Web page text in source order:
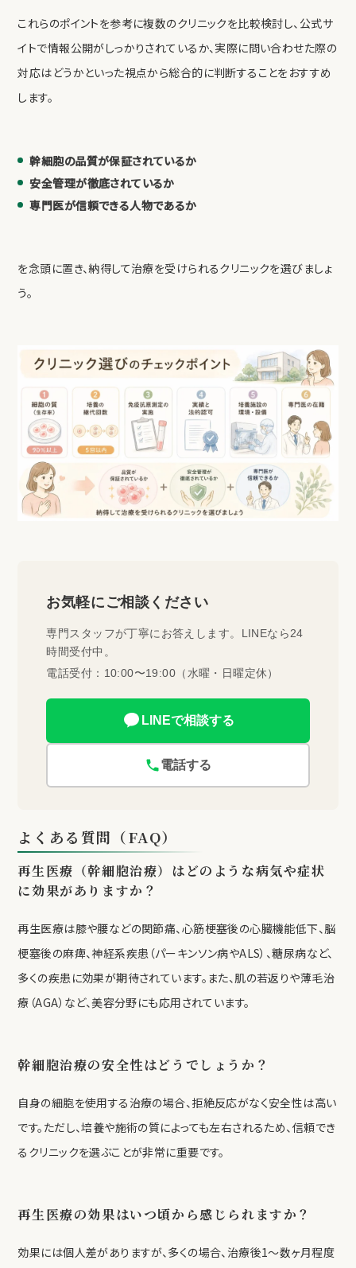
これらのポイントを参考に複数のクリニックを比較検討し、公式サ
イトで情報公開がしっかりされているか、実際に問い合わせた際の
対応はどうかといった視点から総合的に判断することをおすすめ
します。
幹細胞の品質が保証されているか
安全管理が徹底されているか
専門医が信頼できる人物であるか
を念頭に置き、納得して治療を受けられるクリニックを選びましょ
う。
お気軽にご相談ください
専門スタッフが丁寧にお答えします。LINEなら24
時間受付中。
電話受付：10:00〜19:00（水曜・日曜定休）
LINEで相談する
電話する
よくある質問（FAQ）
再生医療（幹細胞治療）はどのような病気や症状
に効果がありますか？
再生医療は膝や腰などの関節痛、心筋梗塞後の心臓機能低下、脳
梗塞後の麻痺、神経系疾患（パーキンソン病やALS）、糖尿病など、
多くの疾患に効果が期待されています。また、肌の若返りや薄毛治
療（AGA）など、美容分野にも応用されています。
幹細胞治療の安全性はどうでしょうか？
自身の細胞を使用する治療の場合、拒絶反応がなく安全性は高い
です。ただし、培養や施術の質によっても左右されるため、信頼でき
るクリニックを選ぶことが非常に重要です。
再生医療の効果はいつ頃から感じられますか？
効果には個人差がありますが、多くの場合、治療後1～数ヶ月程度